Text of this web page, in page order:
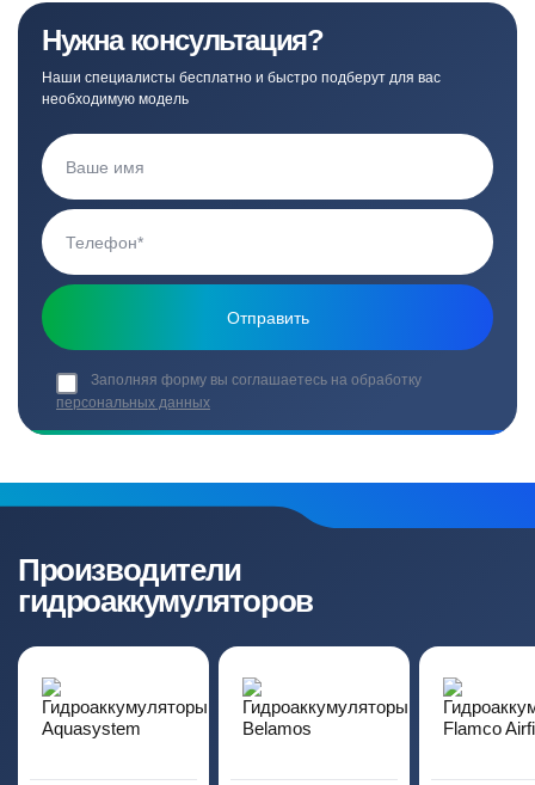
Нужна консультация?
Наши специалисты бесплатно и быстро подберут для вас
необходимую модель
Заполняя форму вы соглашаетесь на обработку
персональных данных
Производители
гидроаккумуляторов